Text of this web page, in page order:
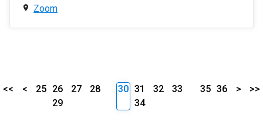
Zoom
<< < 25 26 27
28
29
30 31 32
33
34
35 36 > >>